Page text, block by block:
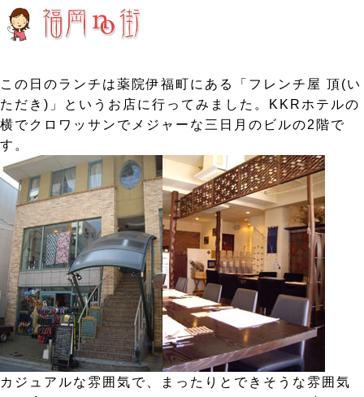
この日のランチは薬院伊福町にある「フレンチ屋 頂(い
ただき)」というお店に行ってみました。KKRホテルの
横でクロワッサンでメジャーな三日月のビルの2階で
す。
カジュアルな雰囲気で、まったりとできそうな雰囲気